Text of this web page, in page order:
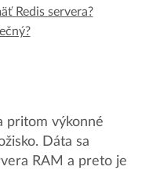
Redis servera?
pritom výkonné
Dáta sa
RAM a preto je